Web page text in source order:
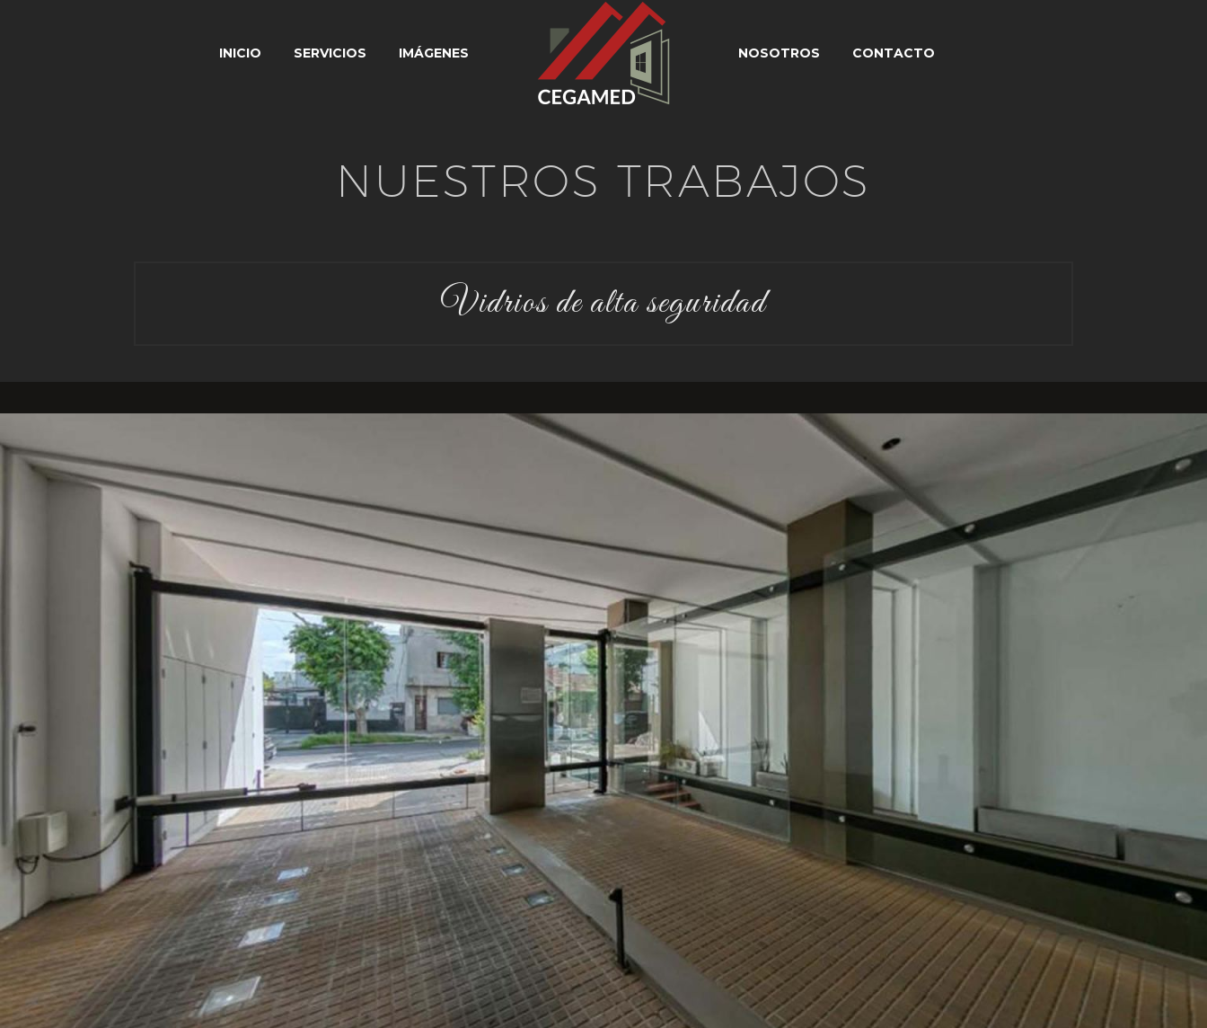
INICIO SERVICIOS IMÁGENES NOSOTROS CONTACTO
NUESTROS TRABAJOS
Vidrios de alta seguridad